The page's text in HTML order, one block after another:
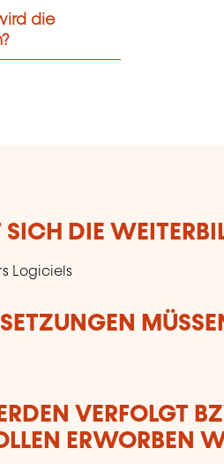
die
DIE
Logiciels
VERFOLGT
ERWORBEN